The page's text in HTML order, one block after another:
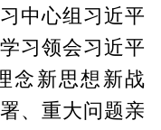
中心组习近平
习领会习近平
念新思想新战
、重大问题亲